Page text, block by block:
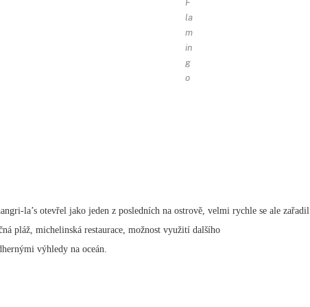
F
la
m
in
g
o
la’s otevřel jako jeden z posledních na ostrově, velmi rychle se ale zařadil
pláž, michelinská restaurace, možnost využití dalšího
výhledy na oceán.